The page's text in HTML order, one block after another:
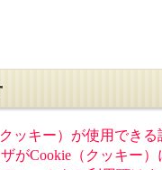
ッキー）が使用でき
がCookie（クッキー